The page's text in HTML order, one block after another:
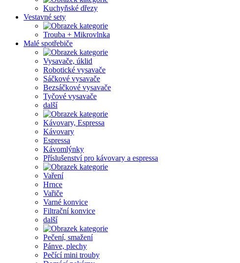
Kuchyňské dřezy
Vestavné sety
Trouba + Mikrovlnka
Malé spotřebiče
Vysavače, úklid
Robotické vysavače
Sáčkové vysavače
Bezsáčkové vysavače
Tyčové vysavače
další
Kávovary, Espressa
Kávovary
Espressa
Kávomlýnky
Příslušenství pro kávovary a espressa
Vaření
Hrnce
Vařiče
Varné konvice
Filtrační konvice
další
Pečení, smažení
Pánve, plechy
Pečící mini trouby